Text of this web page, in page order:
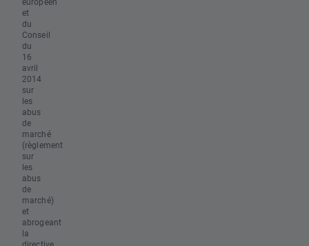
et
du
Conseil
du
16
avril
2014
sur
les
abus
de
marché
(règlement
sur
les
abus
de
marché)
et
abrogeant
la